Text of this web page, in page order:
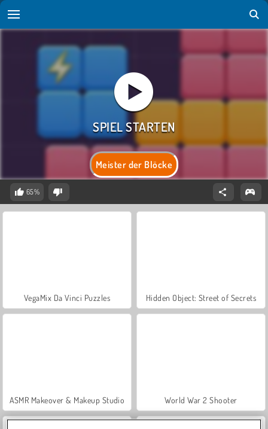
Meister der Blöcke
65%
VegaMix Da Vinci Puzzles Hidden Object: Street of Secrets
ASMR Makeover & Makeup Studio World War 2 Shooter